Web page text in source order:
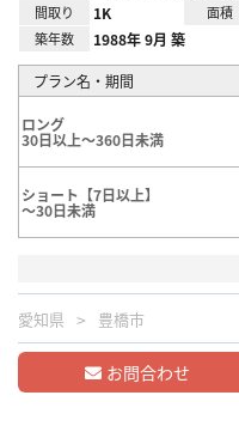
間取り 1K 面積
築年数 1988年 9月 築
プラン名・期間
ロング
30日以上～360日未満
ショート【7日以上】
～30日未満
愛知県 豊橋市
お問合わせ